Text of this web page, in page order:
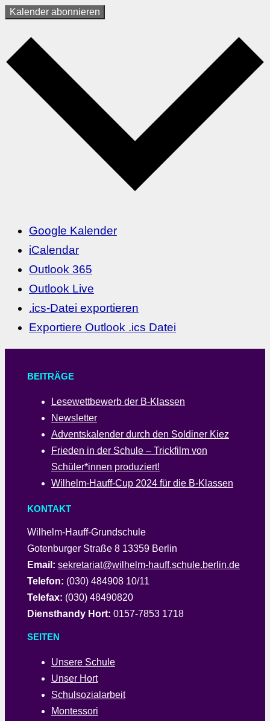
Kalender abonnieren
Google Kalender
iCalendar
Outlook 365
Outlook Live
.ics-Datei exportieren
Exportiere Outlook .ics Datei
BEITRÄGE
Lesewettbewerb der B-Klassen
Newsletter
Adventskalender durch den Soldiner Kiez
Frieden in der Schule – Trickfilm von
Schüler*innen produziert!
Wilhelm-Hauff-Cup 2024 für die B-Klassen
KONTAKT
Wilhelm-Hauff-Grundschule
Gotenburger Straße 8 13359 Berlin
Email: sekretariat@wilhelm-hauff.schule.berlin.de
Telefon: (030) 484908 10/11
Telefax: (030) 48490820
Diensthandy Hort: 0157-7853 1718
SEITEN
Unsere Schule
Unser Hort
Schulsozialarbeit
Montessori